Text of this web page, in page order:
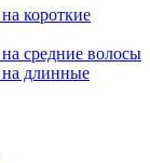
короткие
средние волосы
на длинные